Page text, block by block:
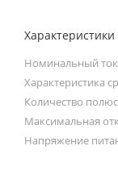
Характеристики
Номинальный
Характеристика
Количество
Максимальная
Напряжение